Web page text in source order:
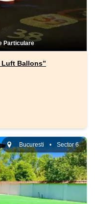
Particulare
Luft Ballons”
Bucuresti • Sector 6